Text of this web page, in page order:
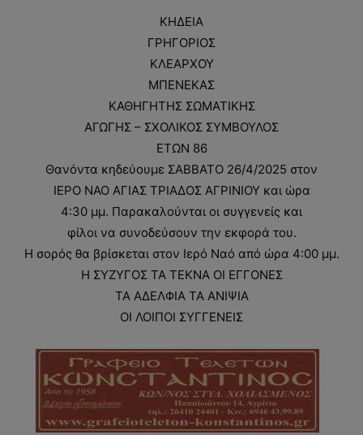
ΚΗΔΕΙΑ
ΓΡΗΓΟΡΙΟΣ
ΚΛΕΑΡΧΟΥ
ΜΠΕΝΕΚΑΣ
ΚΑΘΗΓΗΤΗΣ ΣΩΜΑΤΙΚΗΣ
ΑΓΩΓΗΣ – ΣΧΟΛΙΚΟΣ ΣΥΜΒΟΥΛΟΣ
ΕΤΩΝ 86
Θανόντα κηδεύουμε ΣΑΒΒΑΤΟ 26/4/2025 στον
ΙΕΡΟ ΝΑΟ ΑΓΙΑΣ ΤΡΙΑΔΟΣ ΑΓΡΙΝΙΟΥ και ώρα
4:30 μμ. Παρακαλούνται οι συγγενείς και
φίλοι να συνοδεύσουν την εκφορά του.
Η σορός θα βρίσκεται στον Ιερό Ναό από ώρα 4:00 μμ.
Η ΣΥΖΥΓΟΣ ΤΑ ΤΕΚΝΑ ΟΙ ΕΓΓΟΝΕΣ
ΤΑ ΑΔΕΛΦΙΑ ΤΑ ΑΝΙΨΙΑ
ΟΙ ΛΟΙΠΟΙ ΣΥΓΓΕΝΕΙΣ